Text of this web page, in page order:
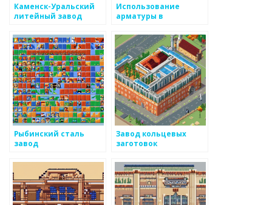
Каменск-Уральский
литейный завод
Использование
арматуры в
справочник по
металлам
Рыбинский сталь
завод
Завод кольцевых
заготовок